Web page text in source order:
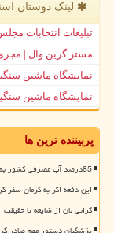
لینک دوستان
تبلیغات انتخابات
مستر گرین وال |
نمایشگاه ماشین
نمایشگاه ماشین
پربیننده ترین ها
85درصد آب مصرفی کشور به بخش کشاورزی اختصاص دارد، آن هم با قیمت خیلی پایین
این دفعه اگر به کرمان سفر
گرانی نان از شایعه تا حقیقت